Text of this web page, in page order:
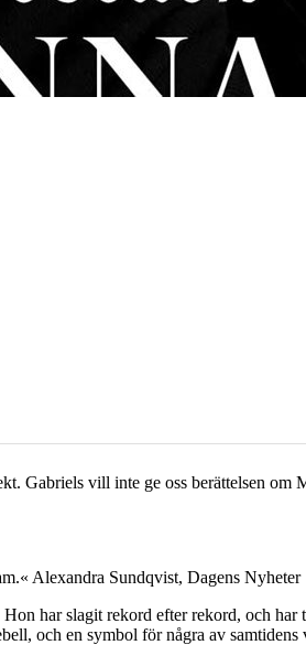
Gabriels vill inte ge oss berättelsen
Alexandra Sundqvist, Dagens Nyheter
har slagit rekord efter rekord, och
och en symbol för några av